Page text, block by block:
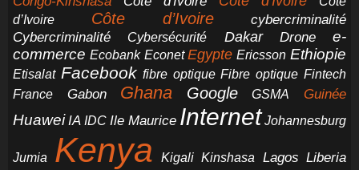
d’Ivoire
Côte d’Ivoire
cybercriminalité
Cybercriminalité
Cybersécurité Dakar Drone
e-
commerce Ecobank Econet Egypte Ericsson Ethiopie
Etisalat Facebook fibre optique Fibre optique Fintech
France
Gabon Ghana Google GSMA Guinée
Huawei IA IDC Ile Maurice Internet Johannesburg
Jumia Kenya Kigali Kinshasa Lagos Liberia